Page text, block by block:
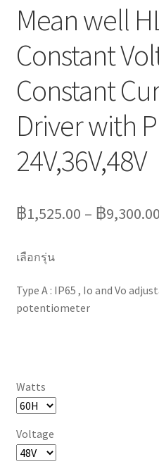
วิธีการชำระเงิน
การจัดส่งสินค้า
Mean well
Constant
Constant
Driver with
24V,36V,48V
฿1,525.00 – ฿9,300.00
เลือกรุ่น
Type A : IP65 , Io and Vo
potentiometer
Watts
Voltage